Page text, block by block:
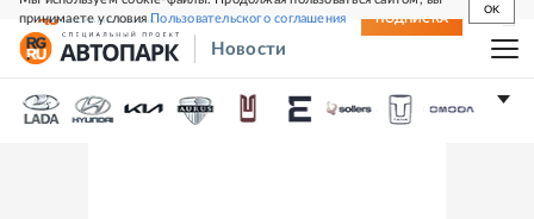
принимаете условияПользовательского соглашения
OK
СВЕЖИЙ НОМЕР ПОДПИСКА
Новости